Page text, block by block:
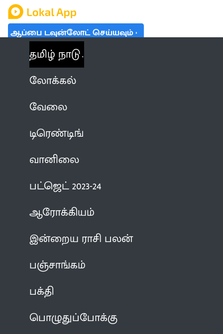
ஆப்பை டவுன்லோட் செய்யவும்
தமிழ் நாடு
லோக்கல்
வேலை
டிரெண்டிங்
வானிலை
பட்ஜெட் 2023-24
ஆரோக்கியம்
இன்றைய ராசி பலன்
பஞ்சாங்கம்
பக்தி
பொழுதுப்போக்கு